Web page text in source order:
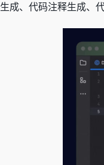
生成、代码注释生成、